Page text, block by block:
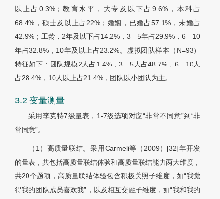
以上占0.3%；教育水平，大专及以下占9.6%，本科占
68.4%，硕士及以上占22%；婚姻，已婚占57.1%，未婚占
42.9%；工龄，2年及以下占14.2%，3—5年占29.9%，6—10
年占32.8%，10年及以上占23.2%。虚拟团队样本（N=93）
特征如下：团队规模2人占1.4%，3—5人占48.7%，6—10人
占28.4%，10人以上占21.4%，团队以小团队为主。
3.2 变量测量
采用李克特7级量表，1-7级选项对应“非常不同意”到“非
常同意”。
（1）高质量联结。采用Carmeli等（2009）[32]年开发
的量表，共包括高质量联结体验和高质量联结能力两大维度，
共20个题项，高质量联结体验包含积极关照子维度，如“我觉
得我的团队成员喜欢我”，以及相互交融子维度，如“我和我的